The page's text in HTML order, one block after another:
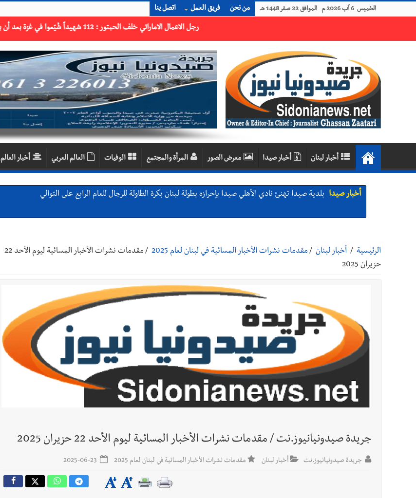
الخميس 6 آب 2026 م الموافق 22 صفر 1448 هـ من نحن فريق العمل اتصل بنا
أخبار لبنان أخبار صيدا معرض الصور المرأة والمجتمع الوفيات العالم العربي أخبار العالم
أخبار صيدا بلدية صيدا تهنئ نادي الأهلي صيدا بإحرازه بطولة لبنان بكرة الطاولة للرجال للعام الرابع على التوالي
أخبار صيدا عمر مرجان يتصل برئيس النادي الرياضي مهنئا بإحراز البطولة
مؤسسة مياه لبنان الجنوبي : انخفاض التغذية بالمياه في صيدا نتيجة الانقطاع المتكرر لخط الخدمات الكهربائي
أخبار صيدا مفرزة صيدا القضائية توقف ثلاثة أشخاص بجرائم استدراج وابتزاز واعتداء جنسي على قاصر
أخبار لبنان بالصور : قائد الجيش اللبناني العماد رودولف هيكل شدد خلال استقباله قائد القوة المشتركة الألمانية اللواء Alexander Sollfrank على ضرورة تعزيز التعاون بين الجيشَين
أخبار لبنان الطقس غدا صيفي معتاد والحرارة ضمن معدلاتها الموسمية
الرئيسية / أخبار لبنان / مقدمات نشرات الأخبار المسائية في لبنان لعام 2025 /
مقدمات نشرات الأخبار المسائية ليوم الأحد 22
حزيران 2025
جريدة صيدونيانيوز.نت / مقدمات نشرات الأخبار المسائية ليوم الأحد 22 حزيران 2025
جريدة صيدونيانيوز.نت أخبار لبنان مقدمات نشرات الأخبار المسائية في لبنان لعام 2025